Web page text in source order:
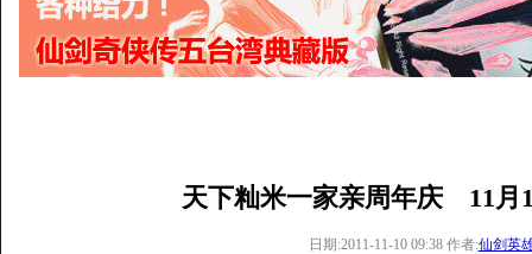
天下籼米一家亲周年庆 11月
日期:2011-11-10 09:38 作者:仙剑英